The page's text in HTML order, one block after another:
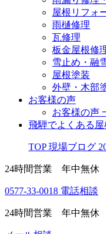
屋根リフォ
雨樋修理
瓦修理
板金屋根修
雪止め・融
屋根塗装
外壁・木部
お客様の声
お客様の声
飛騨でよくある
TOP 現場ブログ
24時間営業 年中無休
0577-33-0018 電話相談
24時間営業 年中無休